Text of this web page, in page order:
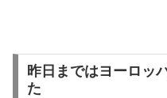
昨日まではヨーロッ
た